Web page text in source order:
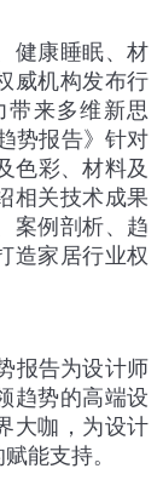
健康睡眠、材
威机构发布行
带来多维新思
势报告》针对
色彩、材料及
相关技术成果
案例剖析、趋
造家居行业权
报告为设计师
趋势的高端设
大咖，为设计
能支持。